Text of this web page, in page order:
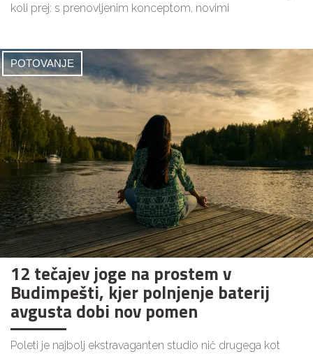
koli prej: s prenovljenim konceptom, novimi
POTOVANJE
12 tečajev joge na prostem v
Budimpešti, kjer polnjenje baterij
avgusta dobi nov pomen
Poleti je najbolj ekstravaganten studio nič drugega kot